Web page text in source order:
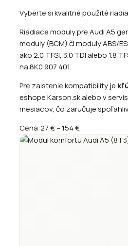
Vyberte si kvalitné použité
Riadiace moduly pre Audi A5
moduly (BCM) či moduly ABS/
ako 2.0 TFSI, 3.0 TDI alebo 1.8
na 8K0 907 401.
Pre zaistenie kompatibility je
eshope Karson.sk alebo v
mesiacov, čo zaručuje
Cena:27 €–154 €